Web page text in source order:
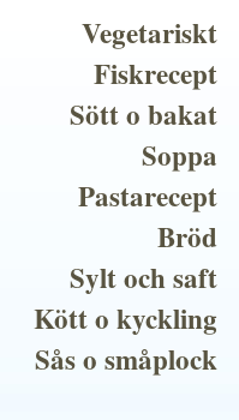
Vegetariskt
Fiskrecept
Sött o bakat
Soppa
Pastarecept
Bröd
Sylt och saft
Kött o kyckling
Sås o småplock